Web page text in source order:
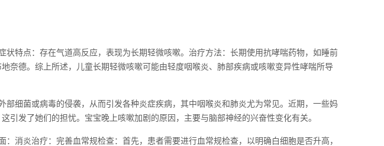
状特点：存在气道高反应，表现为长期轻微咳嗽。治疗方法：长期使用抗哮喘药物，如睡前
奈德。综上所述，儿童长期轻微咳嗽可能由轻度咽喉炎、肺部疾病或咳嗽变异性哮喘所导
细菌或病毒的侵袭，从而引发各种炎症疾病，其中咽喉炎和肺炎尤为常见。近期，一些妈
引发了她们的担忧。宝宝晚上咳嗽加剧的原因，主要与脑部神经的兴奋性变化有关。
消炎治疗：完善血常规检查：首先，患者需要进行血常规检查，以明确白细胞是否升高，